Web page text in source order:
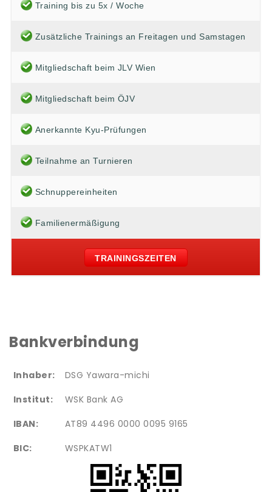
Training bis zu 5x / Woche
Zusätzliche Trainings an Freitagen und Samstagen
Mitgliedschaft beim JLV Wien
Mitgliedschaft beim ÖJV
Anerkannte Kyu-Prüfungen
Teilnahme an Turnieren
Schnuppereinheiten
Familienermäßigung
TRAININGSZEITEN
Bankverbindung
Inhaber:
DSG Yawara-michi
Institut:
WSK Bank AG
IBAN:
AT89 4496 0000 0095 9165
BIC:
WSPKATW1